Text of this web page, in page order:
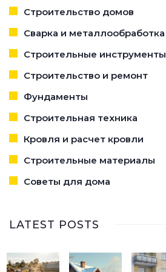
Строительство домов
Сварка и металлообработка
Строительные инструменты
Строительство и ремонт
Фундаменты
Строительная техника
Кровля и расчет кровли
Строительные материалы
Советы для дома
LATEST POSTS